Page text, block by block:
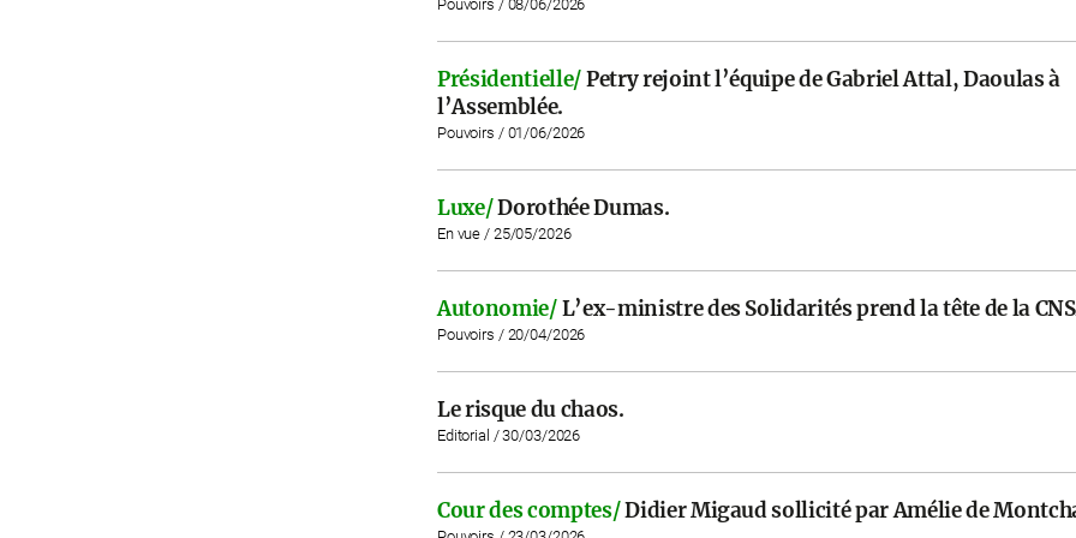
Pouvoirs / 08/06/2026
Présidentielle/Petry rejoint l’équipe de Gabriel Attal, Daoulas à
l’Assemblée.
Pouvoirs / 01/06/2026
Luxe/Dorothée Dumas.
En vue / 25/05/2026
Autonomie/L’ex-ministre des Solidarités prend la tête de la
Pouvoirs / 20/04/2026
Le risque du chaos.
Editorial / 30/03/2026
Cour des comptes/Didier Migaud sollicité par Amélie de